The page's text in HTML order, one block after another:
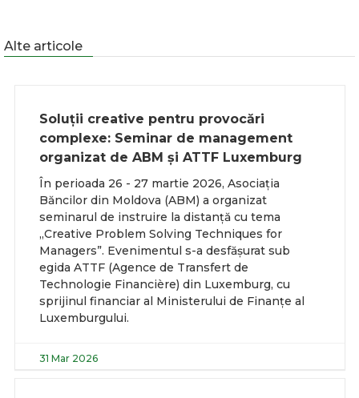
Alte articole
Soluții creative pentru provocări
complexe: Seminar de management
organizat de ABM și ATTF Luxemburg
În perioada 26 - 27 martie 2026, Asociația
Băncilor din Moldova (ABM) a organizat
seminarul de instruire la distanță cu tema
„Creative Problem Solving Techniques for
Managers”. Evenimentul s-a desfășurat sub
egida ATTF (Agence de Transfert de
Technologie Financière) din Luxemburg, cu
sprijinul financiar al Ministerului de Finanțe al
Luxemburgului.
31 Mar 2026